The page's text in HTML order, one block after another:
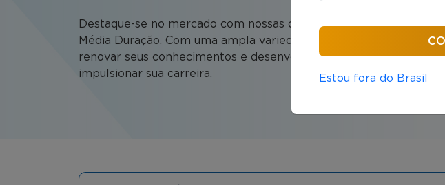
Destaque-se no mercado com nossas opções de cursos de Curta e
Média Duração. Com uma ampla variedade de temas, você poderá
renovar seus conhecimentos e desenvolver as habilidades para
impulsionar sua carreira.
Estou fora do Brasil